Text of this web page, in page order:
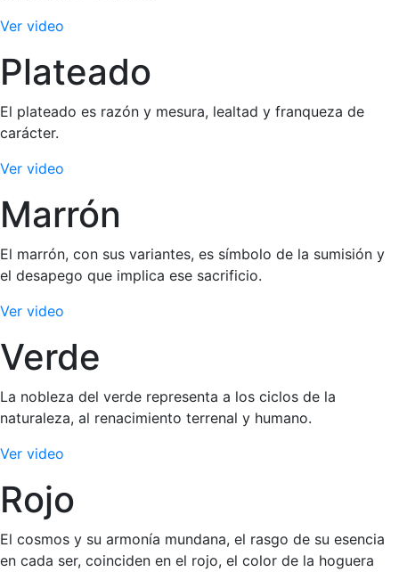
Ver video
Plateado
El plateado es razón y mesura, lealtad y franqueza de
carácter.
Ver video
Marrón
El marrón, con sus variantes, es símbolo de la sumisión y
el desapego que implica ese sacrificio.
Ver video
Verde
La nobleza del verde representa a los ciclos de la
naturaleza, al renacimiento terrenal y humano.
Ver video
Rojo
El cosmos y su armonía mundana, el rasgo de su esencia
en cada ser, coinciden en el rojo, el color de la hoguera